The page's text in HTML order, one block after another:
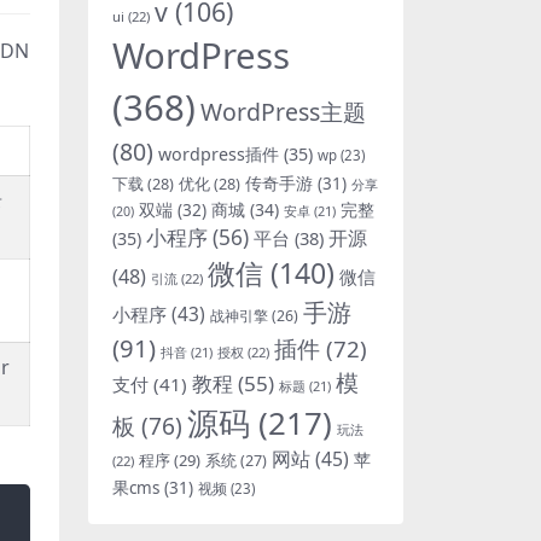
ui (22) v (106)
WordPress
(368)WordPress主题
(80) wordpress插件 (35) wp (23)
下载(28) 优化(28) 传奇手游 (31) 分享
(20) 双端 (32) 商城 (34) 安卓 (21) 完整
(35) 小程序(56) 平台 (38) 开源
(48) 引流 (22) 微信 (140) 微信
小程序(43) 战神引擎(26) 手游
(91) 抖音 (21) 授权 (22) 插件 (72)
支付 (41) 教程 (55) 标题 (21) 模
板 (76)源码 (217) 玩法
(22) 程序(29) 系统(27) 网站(45) 苹
果cms (31) 视频 (23)